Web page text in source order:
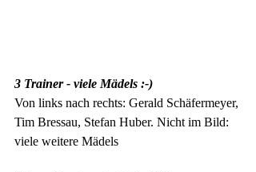
3 Trainer - viele Mädels :-)
Von links nach rechts: Gerald Schäfermeyer,
Tim Bressau, Stefan Huber. Nicht im Bild:
viele weitere Mädels